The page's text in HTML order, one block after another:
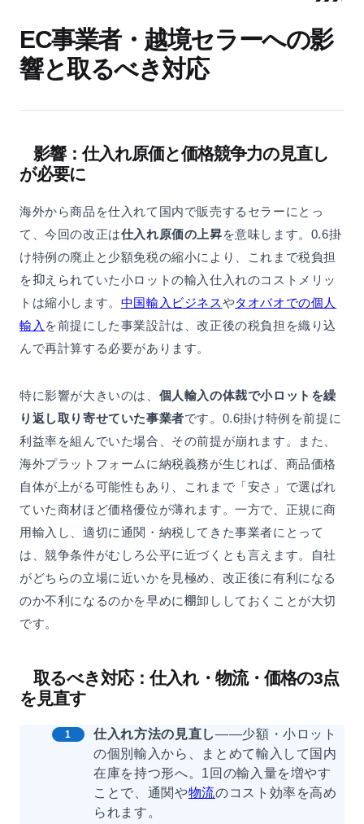
EC事業者・越境セラーへの影
響と取るべき対応
影響：仕入れ原価と価格競争力の見直し
が必要に
海外から商品を仕入れて国内で販売するセラーにとっ
て、今回の改正は仕入れ原価の上昇を意味します。0.6掛
け特例の廃止と少額免税の縮小により、これまで税負担
を抑えられていた小ロットの輸入仕入れのコストメリッ
トは縮小します。 中国輸入ビジネスやタオバオでの個人
輸入 を前提にした事業設計は、改正後の税負担を織り込
んで再計算する必要があります。
特に影響が大きいのは、 個人輸入の体裁で小ロットを繰
り返し取り寄せていた事業者です。0.6掛け特例を前提に
利益率を組んでいた場合、その前提が崩れます。また、
海外プラットフォームに納税義務が生じれば、商品価格
自体が上がる可能性もあり、これまで「安さ」で選ばれ
ていた商材ほど価格優位が薄れます。一方で、正規に商
用輸入し、適切に通関・納税してきた事業者にとって
は、競争条件がむしろ公平に近づくとも言えます。自社
がどちらの立場に近いかを見極め、改正後に有利になる
のか不利になるのかを早めに棚卸ししておくことが大切
です。
取るべき対応：仕入れ・物流・価格の3点
を見直す
仕入れ方法の見直し——少額・小ロット
の個別輸入から、まとめて輸入して国内
在庫を持つ形へ。1回の輸入量を増やす
ことで、通関や物流のコスト効率を高め
られます。